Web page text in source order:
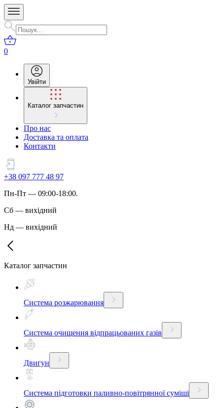
0
Увійти
Каталог запчастин
Про нас
Доставка та оплата
Контакти
+38 097 777 48 97
Пн-Пт — 09:00-18:00.
Сб — вихідний
Нд — вихідний
Каталог запчастин
Система розжарювання
Система очищення відпрацьованих газів
Двигун
Система підготовки паливно-повітрянної суміші